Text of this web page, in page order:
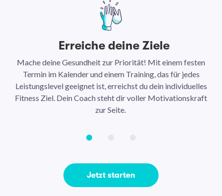
Erreiche deine Ziele
Mache deine Gesundheit zur Priorität! Mit einem festen
Termin im Kalender und einem Training, das für jedes
Leistungslevel geeignet ist, erreichst du dein individuelles
Fitness Ziel. Dein Coach steht dir voller Motivationskraft
zur Seite.
Jetzt starten